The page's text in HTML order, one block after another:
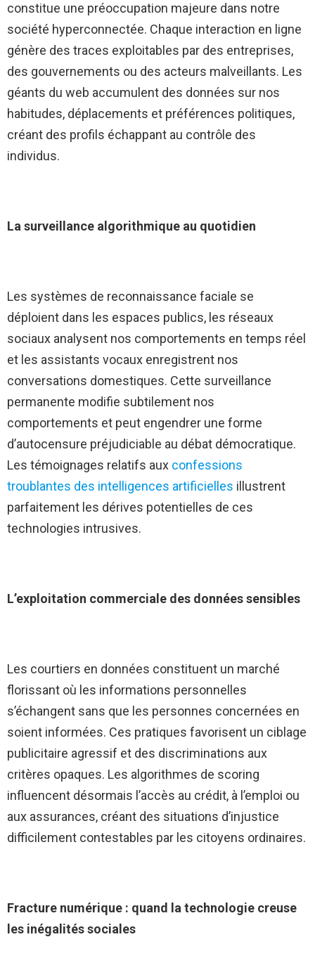
constitue une préoccupation majeure dans notre
société hyperconnectée. Chaque interaction en ligne
génère des traces exploitables par des entreprises,
des gouvernements ou des acteurs malveillants. Les
géants du web accumulent des données sur nos
habitudes, déplacements et préférences politiques,
créant des profils échappant au contrôle des
individus.
La surveillance algorithmique au quotidien
Les systèmes de reconnaissance faciale se
déploient dans les espaces publics, les réseaux
sociaux analysent nos comportements en temps réel
et les assistants vocaux enregistrent nos
conversations domestiques. Cette surveillance
permanente modifie subtilement nos
comportements et peut engendrer une forme
d’autocensure préjudiciable au débat démocratique.
Les témoignages relatifs aux confessions
troublantes des intelligences artificielles illustrent
parfaitement les dérives potentielles de ces
technologies intrusives.
L’exploitation commerciale des données sensibles
Les courtiers en données constituent un marché
florissant où les informations personnelles
s’échangent sans que les personnes concernées en
soient informées. Ces pratiques favorisent un ciblage
publicitaire agressif et des discriminations aux
critères opaques. Les algorithmes de scoring
influencent désormais l’accès au crédit, à l’emploi ou
aux assurances, créant des situations d’injustice
difficilement contestables par les citoyens ordinaires.
Fracture numérique : quand la technologie creuse
les inégalités sociales